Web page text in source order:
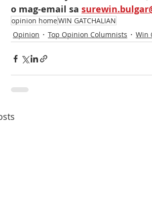
o mag-email sa
opinion homeWIN GATCHALIAN
Opinion
Top Opinion Columnists Win